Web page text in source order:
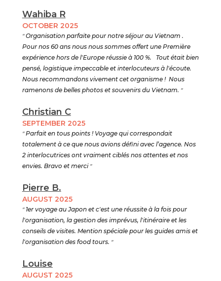
Wahiba R
OCTOBER 2025
"Organisation parfaite pour notre séjour au Vietnam .
Pour nos 60 ans nous nous sommes offert une Première
expérience hors de l'Europe réussie à 100 %. Tout était bien
pensé, logistique impeccable et interlocuteurs à l'écoute.
Nous recommandons vivement cet organisme ! Nous
ramenons de belles photos et souvenirs du Vietnam. "
Christian C
SEPTEMBER 2025
"Parfait en tous points ! Voyage qui correspondait
totalement à ce que nous avions défini avec l’agence. Nos
2 interlocutrices ont vraiment ciblés nos attentes et nos
envies. Bravo et merci "
Pierre B.
AUGUST 2025
" 1er voyage au Japon et c'est une réussite à la fois pour
l'organisation, la gestion des imprévus, l'itinéraire et les
conseils de visites. Mention spéciale pour les guides amis et
l'organisation des food tours. "
Louise
AUGUST 2025